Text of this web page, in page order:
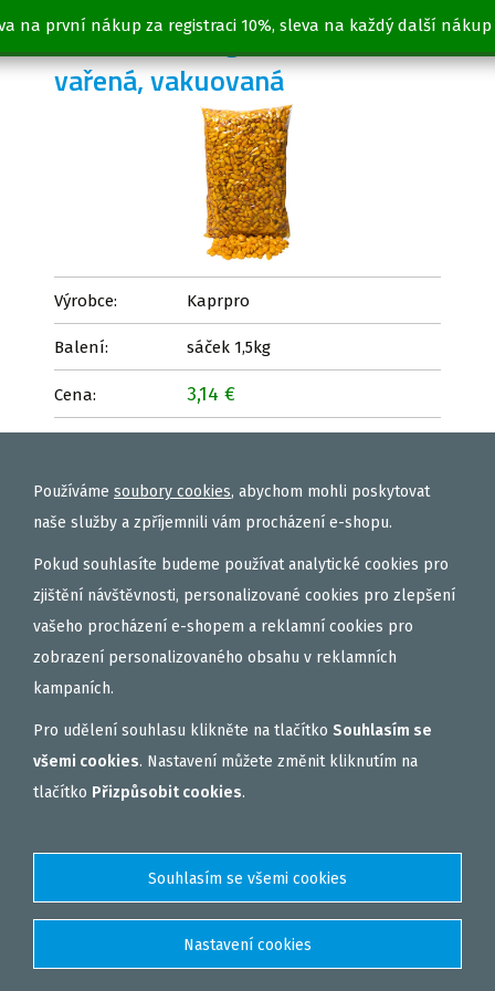
na první nákup za registraci 10%, sleva na každý další nákup
Kukuřice 1,5kg - MIRABELKA -
vařená, vakuovaná
Výrobce: Kaprpro
Balení: sáček 1,5kg
Cena: 3,14 €
Používáme soubory cookies, abychom mohli poskytovat
naše služby a zpříjemnili vám procházení e-shopu.
Pokud souhlasíte budeme používat analytické cookies pro
zjištění návštěvnosti, personalizované cookies pro zlepšení
vašeho procházení e-shopem a reklamní cookies pro
zobrazení personalizovaného obsahu v reklamních
kampaních.
Pro udělení souhlasu klikněte na tlačítko Souhlasím se
všemi cookies. Nastavení můžete změnit kliknutím na
tlačítko Přizpůsobit cookies.